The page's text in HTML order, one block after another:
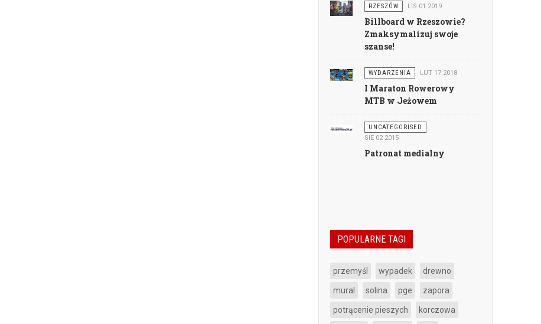
RZESZÓW LIS 01 2019
Billboard w Rzeszowie?
Zmaksymalizuj swoje
szanse!
WYDARZENIA LUT 17 2018
I Maraton Rowerowy
MTB w Jeżowem
UNCATEGORISED
SIE 02 2015
Patronat medialny
POPULARNE TAGI
przemyśl wypadek drewno
mural solina pge zapora
potrącenie pieszych korczowa